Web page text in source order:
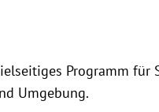
Programm
Umgebung.